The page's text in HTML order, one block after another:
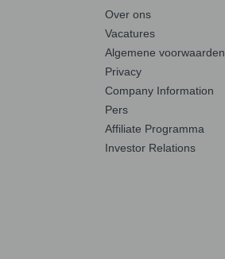
Over ons
Vacatures
Algemene voorwaarden
Privacy
Company Information
Pers
Affiliate Programma
Investor Relations